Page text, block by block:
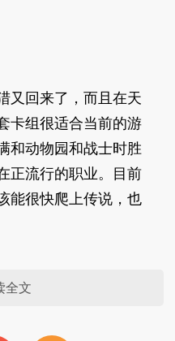
回来了，而且在天
卡组很适合当前的游
和动物园和战士时胜
正流行的职业。目前
能很快爬上传说，也
全文